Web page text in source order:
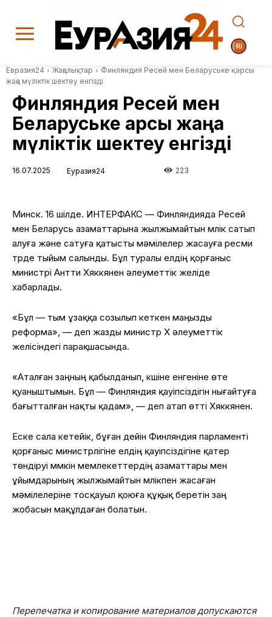
Евразия24 Жаңалықтар
Финляндия Ресей мен Беларуське қарсы
жаңа мүліктік шектеу енгізді
Финляндия Ресей мен
Беларуське қарсы жаңа
мүліктік шектеу енгізді
16.07.2025 Еуразия24 223
Минск. 16 шілде. ИНТЕРФАКС — Финляндияда Ресей
мен Беларусь азаматтарына жылжымайтын мүлік сатып
алуға және сатуға қатысты мәмілелер жасауға ресми
түрде тыйым салынды. Бұл туралы елдің қорғаныс
министрі Антти Хяккянен әлеуметтік желіде
хабарлады.
«Бұл — тым ұзаққа созылып кеткен маңызды
реформа», — деп жазды министр X әлеуметтік
желісіндегі парақшасында.
«Аталған заңның қабылданып, күшіне енгеніне өте
қуаныштымын. Бұл — Финляндия қауіпсіздігін нығайтуға
бағытталған нақты қадам», — деп атап өтті Хяккянен.
Еске сала кетейік, бұған дейін Финляндия парламенті
қорғаныс министрлігіне елдің қауіпсіздігіне қатер
төндіруі мүмкін мемлекеттердің азаматтары мен
ұйымдарының жылжымайтын мүлікпен жасаған
мәмілелеріне тосқауыл қоюға құқық беретін заң
жобасын мақұлдаған болатын.
Перепечатка и копирование материалов допускаются